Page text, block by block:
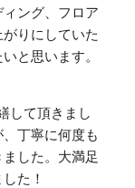
ング、フロア
りにしていた
と思います。
して頂きまし
丁寧に何度も
した。大満足
た！